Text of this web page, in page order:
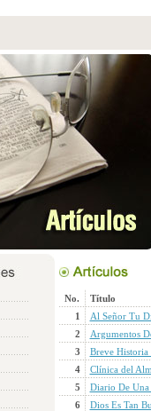
No.
Título
1
Al Señor Tu
2
Argumentos
3
Breve Historia
4
Clínica del
5
Diario De
6
Dios Es Tan